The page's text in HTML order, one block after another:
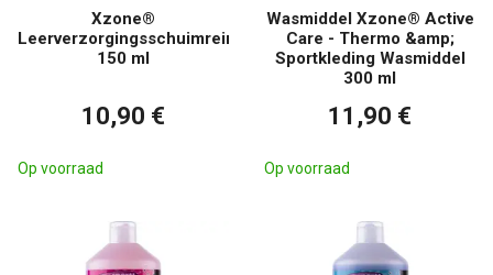
Xzone®
Leerverzorgingsschuimreiniger
150 ml
10,90 €
Op voorraad
Wasmiddel Xzone® Active
Care - Thermo &amp;
Sportkleding Wasmiddel
300 ml
11,90 €
Op voorraad